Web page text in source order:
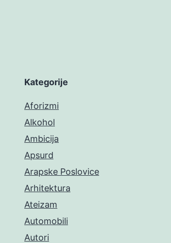
Kategorije
Aforizmi
Alkohol
Ambicija
Apsurd
Arapske Poslovice
Arhitektura
Ateizam
Automobili
Autori